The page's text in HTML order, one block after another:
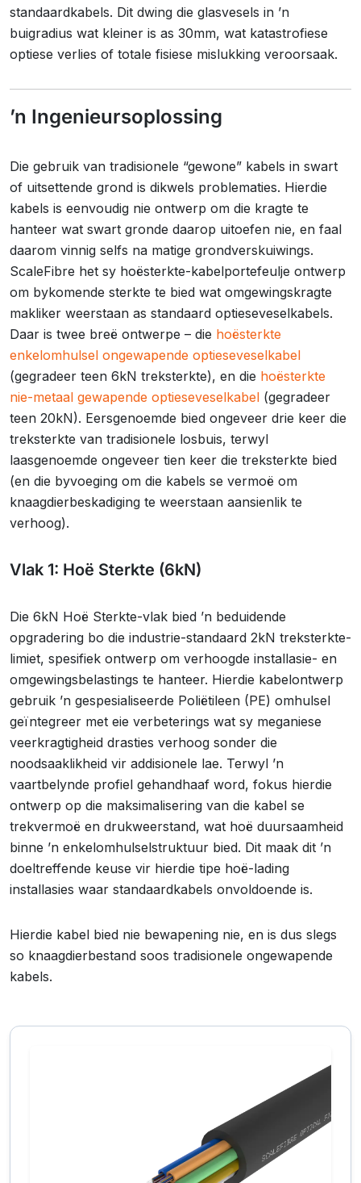
standaardkabels. Dit dwing die glasvesels in ’n
buigradius wat kleiner is as 30mm, wat katastrofiese
optiese verlies of totale fisiese mislukking veroorsaak.
’n Ingenieursoplossing
Die gebruik van tradisionele “gewone” kabels in swart
of uitsettende grond is dikwels problematies. Hierdie
kabels is eenvoudig nie ontwerp om die kragte te
hanteer wat swart gronde daarop uitoefen nie, en faal
daarom vinnig selfs na matige grondverskuiwings.
ScaleFibre het sy hoësterkte-kabelportefeulje ontwerp
om bykomende sterkte te bied wat omgewingskragte
makliker weerstaan as standaard optieseveselkabels.
Daar is twee breë ontwerpe – die hoësterkte
enkelomhulsel ongewapende optieseveselkabel
(gegradeer teen 6kN treksterkte), en die hoësterkte
nie-metaal gewapende optieseveselkabel (gegradeer
teen 20kN). Eersgenoemde bied ongeveer drie keer die
treksterkte van tradisionele losbuis, terwyl
laasgenoemde ongeveer tien keer die treksterkte bied
(en die byvoeging om die kabels se vermoë om
knaagdierbeskadiging te weerstaan aansienlik te
verhoog).
Vlak 1: Hoë Sterkte (6kN)
Die 6kN Hoë Sterkte-vlak bied ’n beduidende
opgradering bo die industrie-standaard 2kN treksterkte-
limiet, spesifiek ontwerp om verhoogde installasie- en
omgewingsbelastings te hanteer. Hierdie kabelontwerp
gebruik ’n gespesialiseerde Poliëtileen (PE) omhulsel
geïntegreer met eie verbeterings wat sy meganiese
veerkragtigheid drasties verhoog sonder die
noodsaaklikheid vir addisionele lae. Terwyl ’n
vaartbelynde profiel gehandhaaf word, fokus hierdie
ontwerp op die maksimalisering van die kabel se
trekvermoë en drukweerstand, wat hoë duursaamheid
binne ’n enkelomhulselstruktuur bied. Dit maak dit ’n
doeltreffende keuse vir hierdie tipe hoë-lading
installasies waar standaardkabels onvoldoende is.
Hierdie kabel bied nie bewapening nie, en is dus slegs
so knaagdierbestand soos tradisionele ongewapende
kabels.